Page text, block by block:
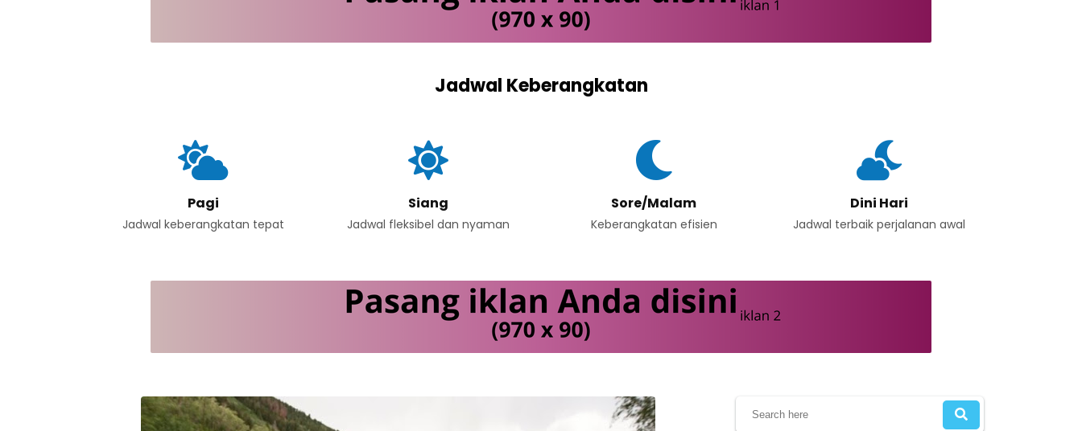
Jadwal Keberangkatan
Pagi
Jadwal keberangkatan tepat
Siang
Jadwal fleksibel dan nyaman
Sore/Malam
Keberangkatan efisien
Dini Hari
Jadwal terbaik perjalanan awal